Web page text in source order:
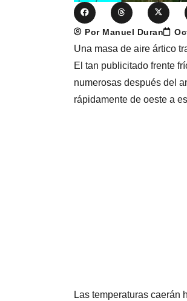
Por Manuel Duran
Una masa de aire ártico
El tan publicitado frente
numerosas después del
rápidamente de oeste a
Las temperaturas caerán